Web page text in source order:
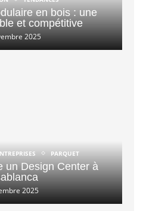
en bois : une
et compétitive
2025
PARQUET
un Design Center à
2025